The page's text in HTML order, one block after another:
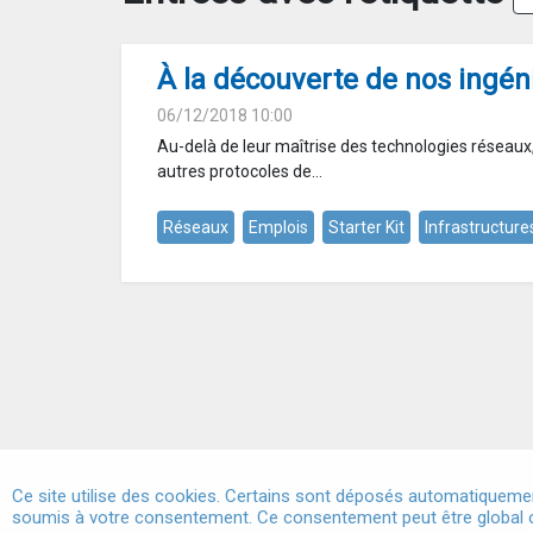
À la découverte de nos
06/12/2018 10:00
Au-delà de leur maîtrise des technologies
autres protocoles de...
Réseaux Emplois Starter Kit
Ce site utilise des cookies. Certains sont déposés
soumis à votre consentement. Ce consentement peut être global